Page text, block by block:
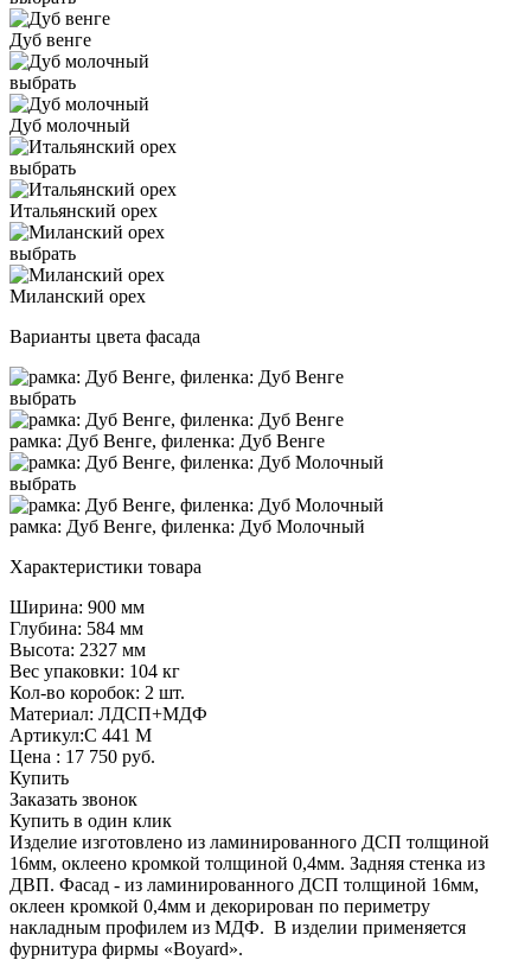
Дуб венге
выбрать
Дуб молочный
выбрать
Итальянский орех
выбрать
Миланский орех
Варианты цвета фасада
выбрать
рамка: Дуб Венге, филенка: Дуб Венге
выбрать
рамка: Дуб Венге, филенка: Дуб Молочный
Характеристики товара
Ширина: 900 мм
Глубина: 584 мм
Высота: 2327 мм
Вес упаковки: 104 кг
Кол-во коробок: 2 шт.
Материал: ЛДСП+МДФ
Артикул:С 441 М
Цена : 17 750 руб.
Купить
Заказать звонок
Купить в один клик
Изделие изготовлено из ламинированного ДСП толщиной
16мм, оклеено кромкой толщиной 0,4мм. Задняя стенка из
ДВП. Фасад - из ламинированного ДСП толщиной 16мм,
оклеен кромкой 0,4мм и декорирован по периметру
накладным профилем из МДФ. В изделии применяется
фурнитура фирмы «Boyard».